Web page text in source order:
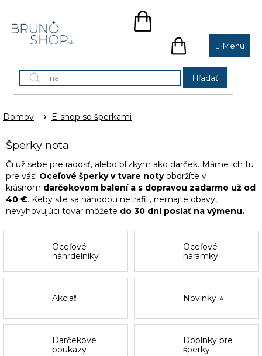
obsah
Hľadať
NÁKUPNÝ
NÁKUPNÝ
KOŠÍK
Domov E-shop so šperkami
Šperky nota
Či už sebe pre radosť, alebo blízkym ako darček. Máme ich tu
pre vás! Oceľové šperky v tvare notyobdržíte v
krásnom darčekovom balení a s dopravou zadarmo už od
40 €. Keby ste sa náhodou netrafili, nemajte obavy,
nevyhovujúci tovar môžete do 30 dní poslať na výmenu.
Oceľové
náhrdelníky
Oceľové
náramky
Akcia❗ Novinky ⭐
Darčekové
poukazy
Doplnky pre
šperky